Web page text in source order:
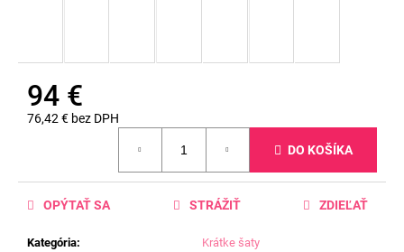
94 €
76,42 € bez DPH
DO KOŠÍKA
Kategória:
Krátke šaty
OPÝTAŤ SA STRÁŽIŤ ZDIEĽAŤ